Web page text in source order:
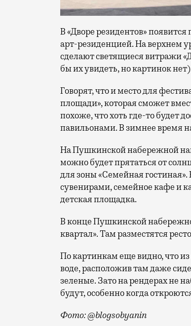
В «Дворе резидентов»
арт-резиденцией. На верхнем
сделают светящиеся витражи
бы их увидеть, но картинок
Говорят, что и место для
площади», которая сможет
похоже, что хоть где-то будет
павильонами. В зимнее время
На Пушкинской набережной
можно будет прятаться от
для зоны «Семейная
сувенирами, семейное кафе и
детская площадка.
В конце Пушкинской
квартал». Там разместятся
По картинкам еще видно, что
воде, расположив там даже
зеленые. Зато на рендерах не
будут, особенно когда
Фото: @blogsobyanin